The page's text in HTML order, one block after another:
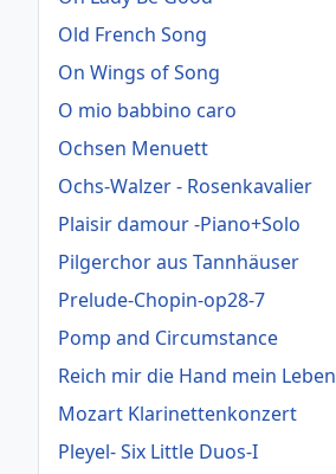
Old French Song
On Wings of Song
O mio babbino caro
Ochsen Menuett
Ochs-Walzer - Rosenkavalier
Plaisir damour -Piano+Solo
Pilgerchor aus Tannhäuser
Prelude-Chopin-op28-7
Pomp and Circumstance
Reich mir die Hand mein Leben
Mozart Klarinettenkonzert
Pleyel- Six Little Duos-I